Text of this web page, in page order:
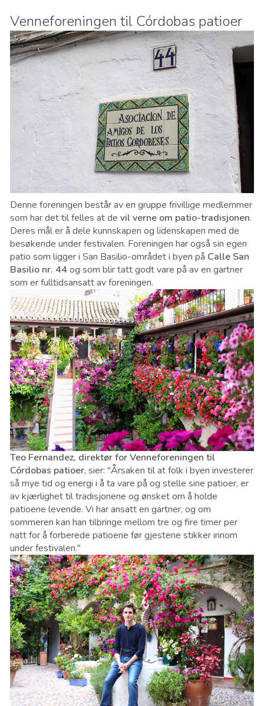
Venneforeningen til Córdobas patioer
Denne foreningen består av en gruppe frivillige medlemmer
som har det til felles at de vil verne om patio-tradisjonen.
Deres mål er å dele kunnskapen og lidenskapen med de
besøkende under festivalen. Foreningen har også sin egen
patio som ligger i San Basilio-området i byen på Calle San
Basilio nr. 44og som blir tatt godt vare på av en gartner
som er fulltidsansatt av foreningen.
Teo Fernandez, direktør for Venneforeningen til
Córdobas patioer, sier: "Årsaken til at folk i byen investerer
så mye tid og energi i å ta vare på og stelle sine patioer, er
av kjærlighet til tradisjonene og ønsket om å holde
patioene levende. Vi har ansatt en gartner, og om
sommeren kan han tilbringe mellom tre og fire timer per
natt for å forberede patioene før gjestene stikker innom
under festivalen."